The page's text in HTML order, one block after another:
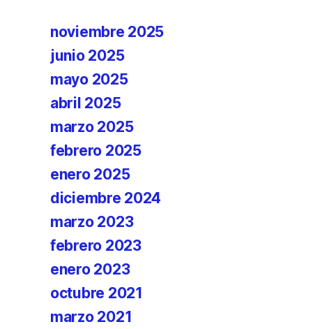
noviembre 2025
junio 2025
mayo 2025
abril 2025
marzo 2025
febrero 2025
enero 2025
diciembre 2024
marzo 2023
febrero 2023
enero 2023
octubre 2021
marzo 2021